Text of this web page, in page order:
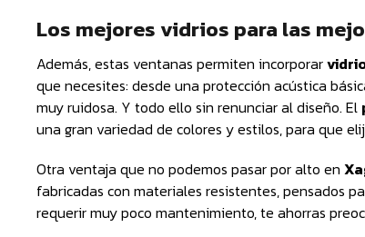
Los mejores vidrios para las
Además, estas ventanas permiten incorporar
que necesites: desde una protección acústica
muy ruidosa. Y todo ello sin renunciar al diseño. El
una gran variedad de colores y estilos, para que
Otra ventaja que no podemos pasar por alto en
fabricadas con materiales resistentes, pensados
requerir muy poco mantenimiento, te ahorras